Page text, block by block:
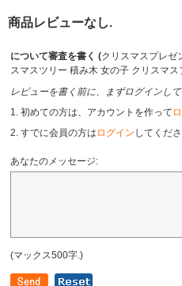
商品レビューなし.
について審査を書く (クリスマスプレゼ
スマスツリー 積み木 女の子 クリスマ
レビューを書く前に、まずログインして
1. 初めての方は、アカウントを作って
2. すでに会員の方は ログイン してくださ
あなたのメッセージ:
(マックス500字.)